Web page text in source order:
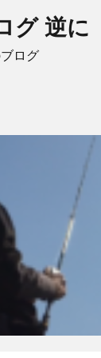
グ 逆に
ログ